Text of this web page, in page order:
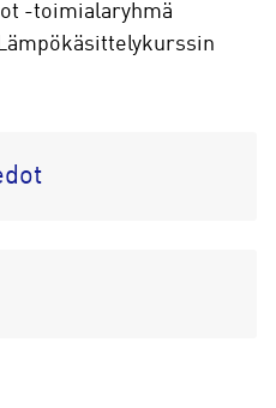
-toimialaryhmä